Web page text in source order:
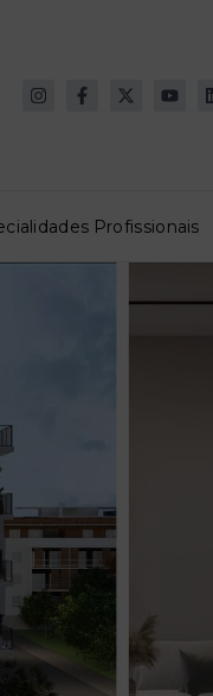
Profissionais